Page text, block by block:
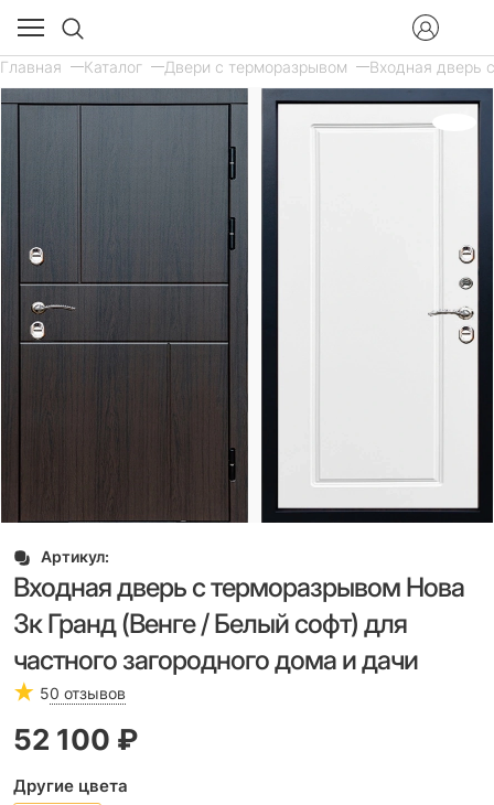
Главная Каталог Двери с терморазрывом Входная дверь
Артикул:
Входная дверь с терморазрывом Нова
3к Гранд (Венге / Белый софт) для
частного загородного дома и дачи
50 отзывов
52 100 ₽
Другие цвета